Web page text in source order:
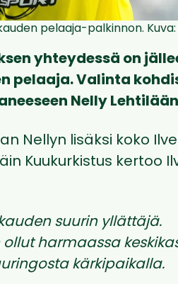
pelaaja-palkinnon.
yhteydessä on
pelaaja. Valinta
Nelly
Nellyn lisäksi koko
Kuukurkistus kertoo
suurin yllättäjä.
harmaassa
kärkipaikalla.